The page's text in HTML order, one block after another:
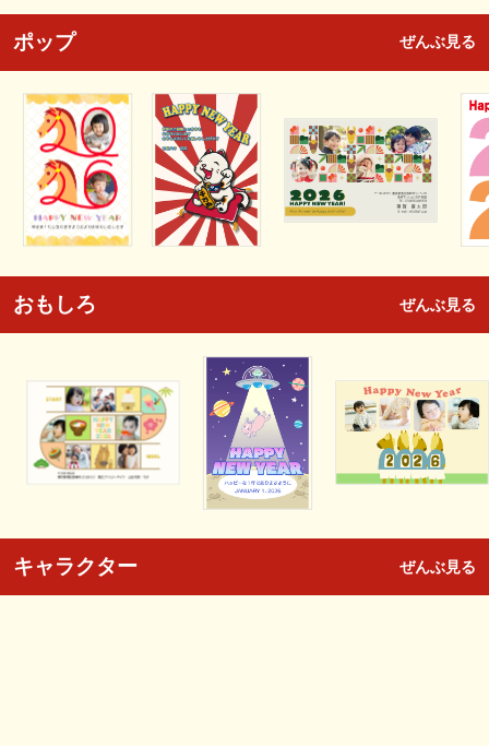
ポップ ぜんぶ見る
おもしろ ぜんぶ見る
キャラクター ぜんぶ見る